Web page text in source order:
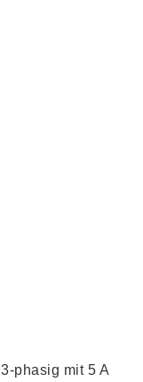
phasig mit 5 A